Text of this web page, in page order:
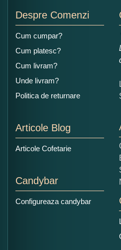
Ce nota acordati acestui
Copiati alaturi numarul din
Despre Comenzi
Cum cumpar?
Cum platesc?
Cum livram?
Unde livram?
Politica de returnare
Articole Blog
Articole Cofetarie
Candybar
Configureaza candybar